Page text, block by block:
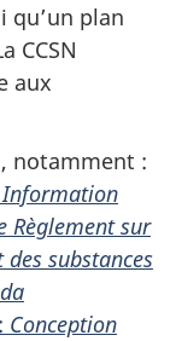
qu’un plan
CCSN
aux
notamment :
Information
Règlement sur
substances
Conception